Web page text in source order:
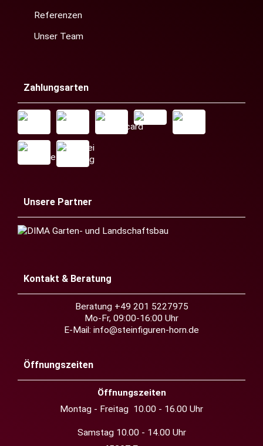
Referenzen
Unser Team
Zahlungsarten
Unsere Partner
Kontakt & Beratung
Beratung +49 201 5227975
Mo-Fr, 09:00-16:00 Uhr
E-Mail: info@steinfiguren-horn.de
Öffnungszeiten
Öffnungszeiten
Montag - Freitag 10.00 - 16.00 Uhr
Samstag 10.00 - 14.00 Uhr